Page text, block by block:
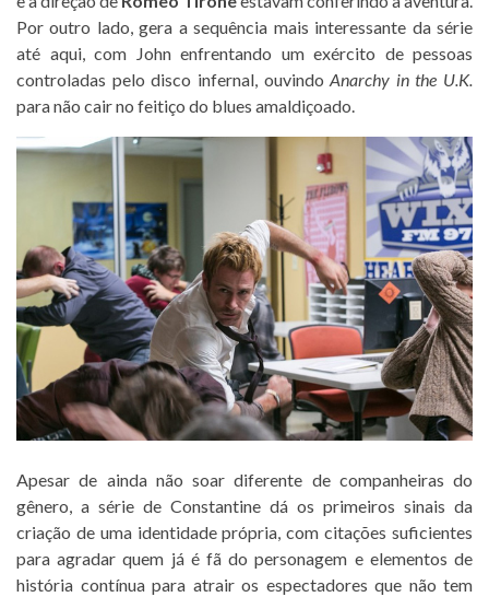
Por outro lado, gera a sequência mais interessante da série
até aqui, com John enfrentando um exército de pessoas
controladas pelo disco infernal, ouvindoAnarchy in the U.K.
para não cair no feitiço do blues amaldiçoado.
Apesar de ainda não soar diferente de companheiras do
gênero, a série de Constantine dá os primeiros sinais da
criação de uma identidade própria, com citações suficientes
para agradar quem já é fã do personagem e elementos de
história contínua para atrair os espectadores que não tem